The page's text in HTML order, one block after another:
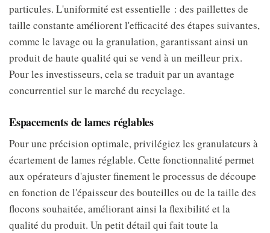
particules. L'uniformité est essentielle : des paillettes de
taille constante améliorent l'efficacité des étapes suivantes,
comme le lavage ou la granulation, garantissant ainsi un
produit de haute qualité qui se vend à un meilleur prix.
Pour les investisseurs, cela se traduit par un avantage
concurrentiel sur le marché du recyclage.
Espacements de lames réglables
Pour une précision optimale, privilégiez les granulateurs à
écartement de lames réglable. Cette fonctionnalité permet
aux opérateurs d'ajuster finement le processus de découpe
en fonction de l'épaisseur des bouteilles ou de la taille des
flocons souhaitée, améliorant ainsi la flexibilité et la
qualité du produit. Un petit détail qui fait toute la